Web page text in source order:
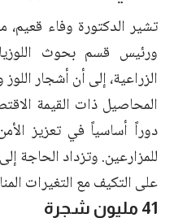
تشير الدكتورة وفاء قعيم،
ورئيس قسم بحوث
الزراعية، إلى أن أشجار
المحاصيل ذات القيمة
دوراً أساسياً في تعزيز
للمزارعين. وتزداد الحاجة
على التكيف مع التغيرات
41 مليون شجرة